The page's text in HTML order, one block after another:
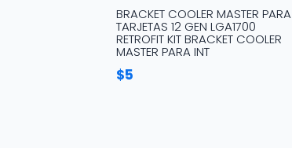
BRACKET COOLER MASTER PARA
TARJETAS 12 GEN LGA1700
RETROFIT KIT BRACKET COOLER
MASTER PARA INT
$5